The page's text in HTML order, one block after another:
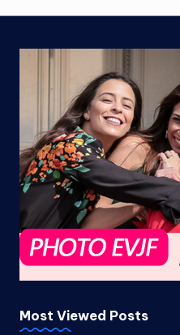
Most Viewed Posts